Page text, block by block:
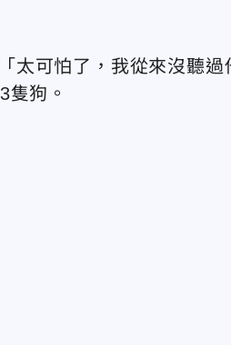
太可怕了，我從來沒聽過
狗。